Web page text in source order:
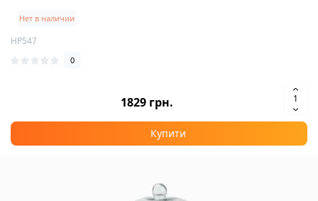
Нет в наличии
HP547
0
1829 грн.
Купити